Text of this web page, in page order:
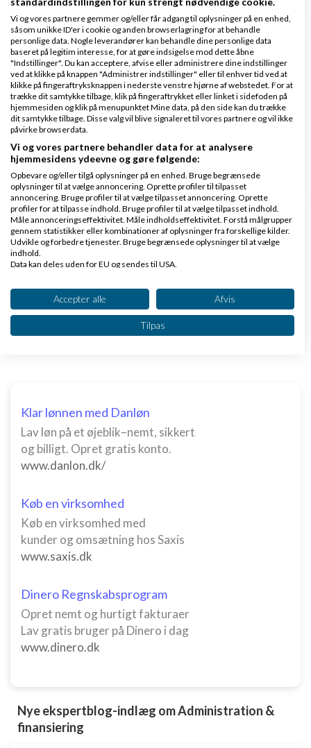
Hvordan håndterer I OSS/EU-moms, hvis I
sælger software eller digitale ydelser til
privatpersoner i EU?
Nyeste indlægafJohannesEEK,den 22-06-2026
kl. 16:56
Jeg søger en regnskabsfører til en nystartet
startup i Danmark
Nyeste indlægafKrone Tech Aps
Klar lønnen med Danløn
Lav løn på et øjeblik–nemt, sikkert
og billigt. Opret gratis konto.
www.danlon.dk/
Køb en virksomhed
Køb en virksomhed med
kunder og omsætning hos Saxis
www.saxis.dk
Dinero Regnskabsprogram
Opret nemt og hurtigt fakturaer
Lav gratis bruger på Dinero i dag
www.dinero.dk
Nye ekspertblog-indlæg om Administration &
finansiering
Vi og vores partnere gemmer og/eller får adgang til oplysninger på en enhed,
såsom unikke ID'er i cookie og anden browserlagring for at behandle
personlige data. Nogle leverandører kan behandle dine personlige data
baseret på legitim interesse, for at gøre indsigelse mod dette åbne
"Indstillinger". Du kan acceptere, afvise eller administrere dine indstillinger
ved at klikke på knappen "Administrer indstillinger" eller til enhver tid ved at
klikke på fingeraftryksknappen i nederste venstre hjørne af webstedet. For at
trække dit samtykke tilbage, klik på fingeraftrykket eller linket i sidefoden på
hjemmesiden og klik på menupunktet Mine data, på den side kan du trække
dit samtykke tilbage. Disse valg vil blive signaleret til vores partnere og vil ikke
påvirke browserdata.
Vi og vores partnere behandler data for at analysere
hjemmesidens ydeevne og gøre følgende:
Opbevare og/eller tilgå oplysninger på en enhed. Bruge begrænsede
oplysninger til at vælge annoncering. Oprette profiler til tilpasset
annoncering. Bruge profiler til at vælge tilpasset annoncering. Oprette
profiler for at tilpasse indhold. Bruge profiler til at vælge tilpasset indhold.
Måle annonceringseffektivitet. Måle indholdseffektivitet. Forstå målgrupper
gennem statistikker eller kombinationer af oplysninger fra forskellige kilder.
Udvikle og forbedre tjenester. Bruge begrænsede oplysninger til at vælge
indhold.
Data kan deles uden for EU og sendes til USA.
Se partnerliste (2 IAB-leverandører)
Vi bruger dine data til følgende formål:
IAB's behandlingsformål:
annoncering
Oprette profiler til tilpasset annoncering
Bruge profiler til at vælge tilpasset
Oprette profiler for at tilpasse indhold
Bruge profiler til at vælge tilpasset indhold
Måle annonceringseffektivitet
Måle indholdseffektivitet
Forstå målgrupper gennem statistikker eller
kombinationer af oplysninger fra forskellige
indhold
IAB Special Features:
Accepter alle Afvis
Tilpas